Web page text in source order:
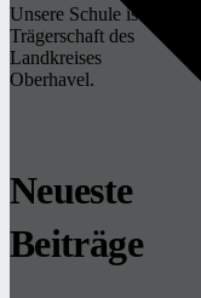
Unsere Schule ist in
Trägerschaft des
Landkreises
Oberhavel.
Neueste
Beiträge